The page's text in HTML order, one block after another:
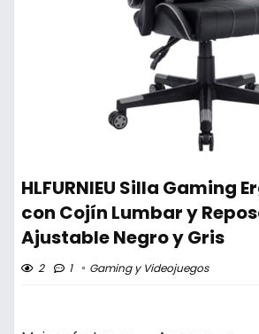
HLFURNIEU Silla Gaming
con Cojín Lumbar y
Ajustable Negro y Gris
2 1 Gaming y Videojuegos